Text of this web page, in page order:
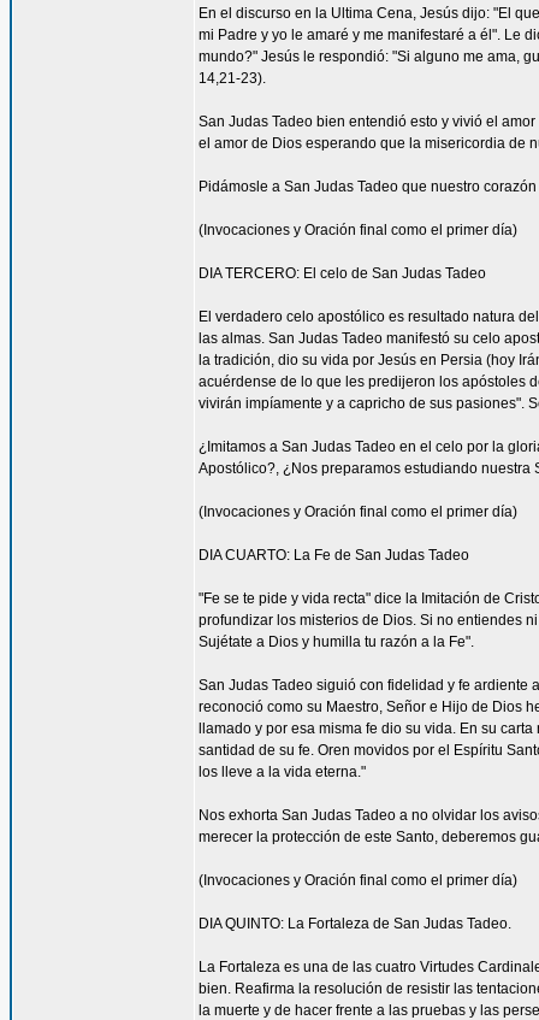
En el discurso en la Ultima Cena, Jesús dijo: "El
mi Padre y yo le amaré y me manifestaré a él". Le
mundo?" Jesús le respondió: "Si alguno me ama,
14,21-23).
San Judas Tadeo bien entendió esto y vivió el
el amor de Dios esperando que la misericordia de
Pidámosle a San Judas Tadeo que nuestro
(Invocaciones y Oración final como el primer día)
DIA TERCERO: El celo de San Judas Tadeo
El verdadero celo apostólico es resultado natura
las almas. San Judas Tadeo manifestó su celo
la tradición, dio su vida por Jesús en Persia (hoy
acuérdense de lo que les predijeron los apóstoles
vivirán impíamente y a capricho de sus pasiones".
¿Imitamos a San Judas Tadeo en el celo por la
Apostólico?, ¿Nos preparamos estudiando
(Invocaciones y Oración final como el primer día)
DIA CUARTO: La Fe de San Judas Tadeo
"Fe se te pide y vida recta" dice la Imitación de
profundizar los misterios de Dios. Si no entiendes
Sujétate a Dios y humilla tu razón a la Fe".
San Judas Tadeo siguió con fidelidad y fe
reconoció como su Maestro, Señor e Hijo de Dios
llamado y por esa misma fe dio su vida. En su
santidad de su fe. Oren movidos por el Espíritu
los lleve a la vida eterna."
Nos exhorta San Judas Tadeo a no olvidar los
merecer la protección de este Santo, deberemos
(Invocaciones y Oración final como el primer día)
DIA QUINTO: La Fortaleza de San Judas Tadeo.
La Fortaleza es una de las cuatro Virtudes
bien. Reafirma la resolución de resistir las
la muerte y de hacer frente a las pruebas y las